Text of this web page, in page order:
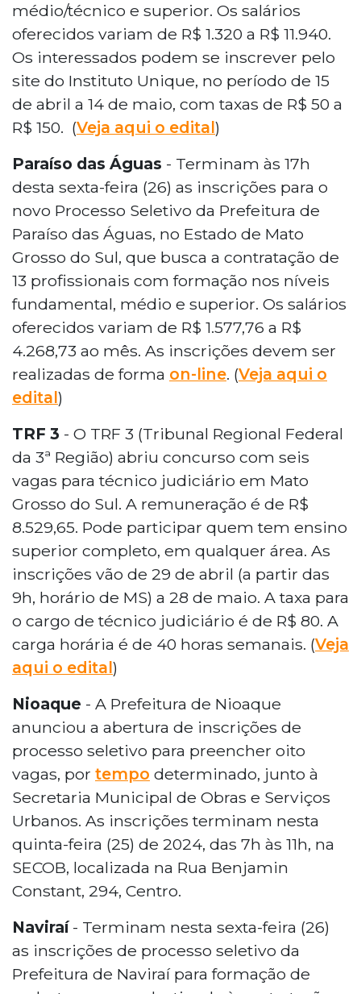
médio/técnico e superior. Os salários
oferecidos variam de R$ 1.320 a R$ 11.940.
Os interessados podem se inscrever pelo
site do Instituto Unique, no período de 15
de abril a 14 de maio, com taxas de R$ 50 a
R$ 150. (Veja aqui o edital)
Paraíso das Águas - Terminam às 17h
desta sexta-feira (26) as inscrições para o
novo Processo Seletivo da Prefeitura de
Paraíso das Águas, no Estado de Mato
Grosso do Sul, que busca a contratação de
13 profissionais com formação nos níveis
fundamental, médio e superior. Os salários
oferecidos variam de R$ 1.577,76 a R$
4.268,73 ao mês. As inscrições devem ser
realizadas de forma on-line. (Veja aqui o
edital)
TRF 3 - O TRF 3 (Tribunal Regional Federal
da 3ª Região) abriu concurso com seis
vagas para técnico judiciário em Mato
Grosso do Sul. A remuneração é de R$
8.529,65. Pode participar quem tem ensino
superior completo, em qualquer área. As
inscrições vão de 29 de abril (a partir das
9h, horário de MS) a 28 de maio. A taxa para
o cargo de técnico judiciário é de R$ 80. A
carga horária é de 40 horas semanais. (Veja
aqui o edital)
Nioaque - A Prefeitura de Nioaque
anunciou a abertura de inscrições de
processo seletivo para preencher oito
vagas, por tempo determinado, junto à
Secretaria Municipal de Obras e Serviços
Urbanos. As inscrições terminam nesta
quinta-feira (25) de 2024, das 7h às 11h, na
SECOB, localizada na Rua Benjamin
Constant, 294, Centro.
Naviraí- Terminam nesta sexta-feira (26)
as inscrições de processo seletivo da
Prefeitura de Naviraí para formação de